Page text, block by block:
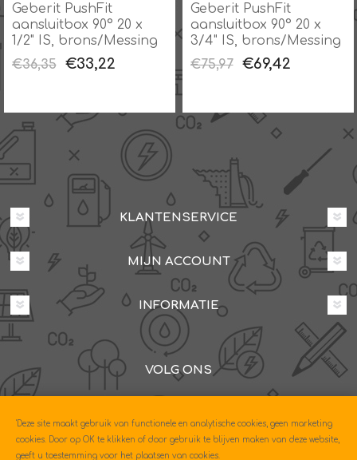
Geberit PushFit
aansluitbox 90° 20 x
1/2" IS, brons/Messing
€36,35
€33,22
Geberit PushFit
aansluitbox 90° 20 x
3/4" IS, brons/Messing
€75,97
€69,42
KLANTENSERVICE
MIJN ACCOUNT
INFORMATIE
VOLG ONS
085-0604630
'Deze site maakt gebruik van functionele en analytische cookies, geen marketing
cookies. Door op OK te klikken of door gebruik te blijven maken van deze website,
geeft u toestemming voor het plaatsen van cookies.